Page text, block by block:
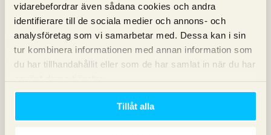
vidarebefordrar även sådana cookies och andra
identifierare till de sociala medier och annons- och
analysföretag som vi samarbetar med. Dessa kan i sin
tur kombinera informationen med annan information som
du har tillhandahållit eller som de har samlat in när du har
Tillåt alla
Magnusskriver:
7 maj 2010 kl. 14:32
Jag är osäker på om metrobloggen tillåter att man klistrar
in kod, jag är inte så imponerad av den motorn om
sanningen ska fram. Kanske finns någon annan som kan
svara på om det är möjligt?